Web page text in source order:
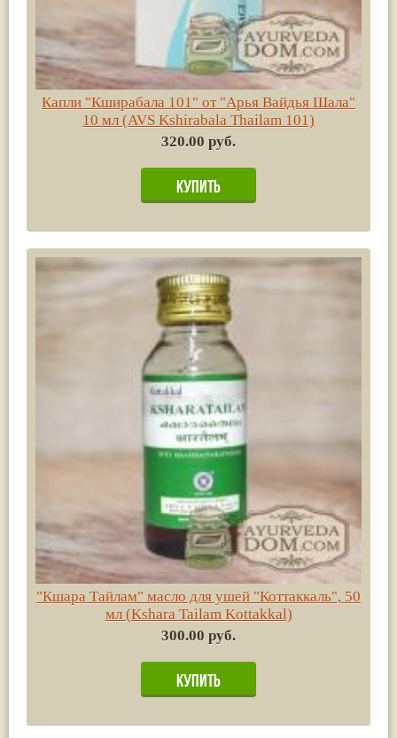
Капли "Кширабала 101" от "Арья Вайдья Шала"
10 мл (AVS Kshirabala Thailam 101)
320.00 руб.
"Кшара Тайлам" масло для ушей "Коттаккаль", 50
мл (Kshara Tailam Kottakkal)
300.00 руб.